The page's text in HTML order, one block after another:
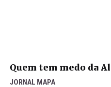
Quem tem medo da
JORNAL MAPA